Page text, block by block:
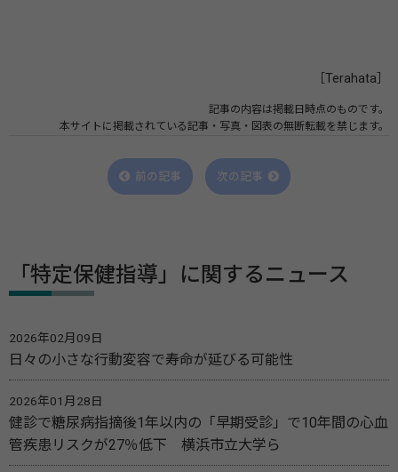
［Terahata］
記事の内容は掲載日時点のものです。
本サイトに掲載されている記事・写真・図表の無断転載を禁じます。
前の記事 次の記事
「特定保健指導」に関するニュース
2026年02月09日
日々の小さな行動変容で寿命が延びる可能性
2026年01月28日
健診で糖尿病指摘後1年以内の「早期受診」で10年間の心血
管疾患リスクが27％低下 横浜市立大学ら